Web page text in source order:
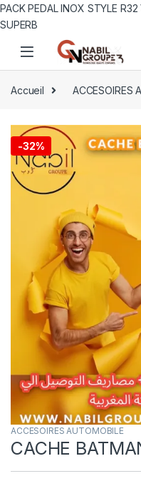
PACK PEDAL INOX STYLE
SUPERB
Accueil ACCESOIRES
-32%
ACCESOIRES AUTOMOBILE
CACHE